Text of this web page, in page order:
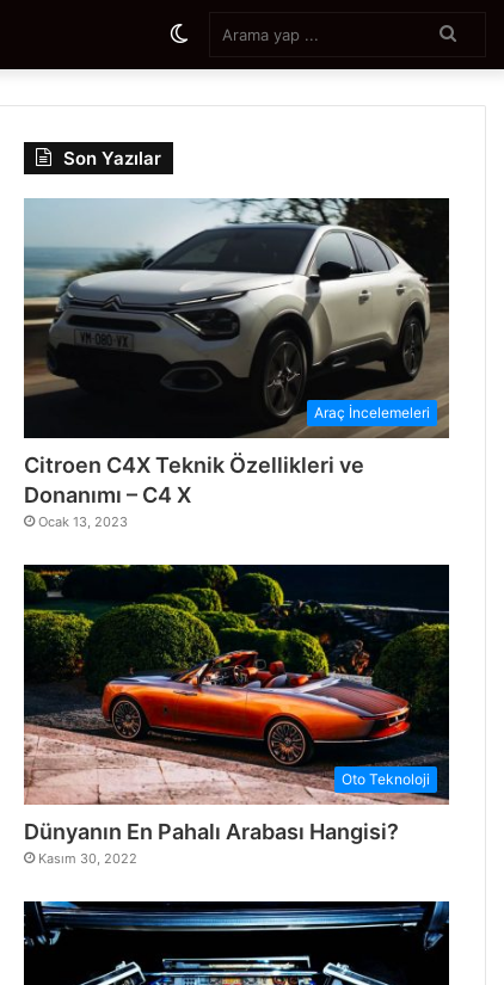
Son Yazılar
Araç İncelemeleri
Citroen C4X Teknik Özellikleri ve
Donanımı – C4 X
Ocak 13, 2023
Oto Teknoloji
Dünyanın En Pahalı Arabası Hangisi?
Kasım 30, 2022